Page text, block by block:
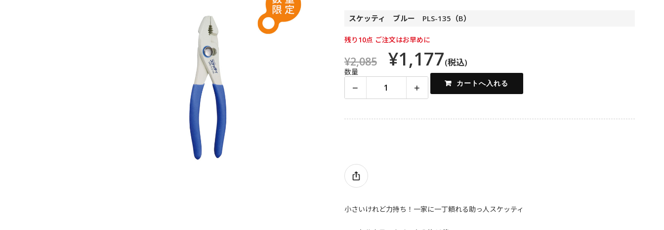
スケッティ ブルー PLS-135（B）
残り10点 ご注文はお早めに
¥2,085 ¥1,177(税込)
数量
− +
小さいけれど力持ち！一家に一丁頼れる助っ人スケッティ